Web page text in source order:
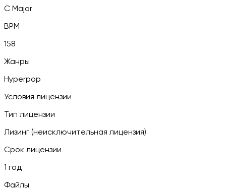
C Major
BPM
158
Жанры
Hyperpop
Условия лицензии
Тип лицензии
Лизинг (неисключительная лицензия)
Срок лицензии
1 год
Файлы